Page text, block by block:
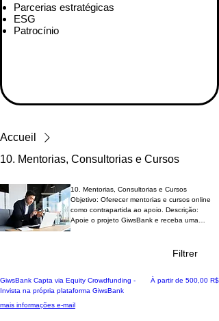
Parcerias estratégicas
ESG
Patrocínio
Accueil
10. Mentorias, Consultorias e Cursos
10. Mentorias, Consultorias e Cursos
Objetivo: Oferecer mentorias e cursos online
como contrapartida ao apoio. Descrição:
Apoie o projeto GiwsBank e receba uma
construir sua independência financeira,
essencial para expandir nossas iniciativas e
impactar positivamente mais pessoas.
Recompensa: Uma sessão de 1h30 de
Filtrer
Nouveau!
GiwsBank Capta via Equity Crowdfunding -
Invista na própria plataforma GiwsBank
À partir de 500,00 R$
Prix promotionnel
mais informações e-mail